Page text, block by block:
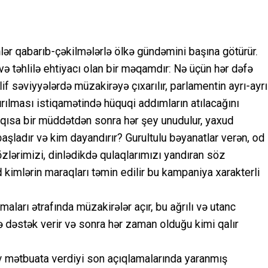
qabarıb-çəkilmələrlə ölkə gündəmini başına götürür.
təhlilə ehtiyacı olan bir məqamdır: Nə üçün hər dəfə
müzakirəyə çıxarılır, parlamentin ayrı-ayrı
istiqamətində hüquqi addımların atılacağını
bir müddətdən sonra hər şey unudulur, yaxud
və kim dayandırır? Gurultulu bəyanatlar verən, od
dinlədikdə qulaqlarımızı yandıran söz
kimlərin maraqları təmin edilir bu kampaniya xarakterli
ətrafında müzakirələr açır, bu ağrılı və utanc
verir və sonra hər zaman olduğu kimi qalır
verdiyi son açıqlamalarında yaranmış